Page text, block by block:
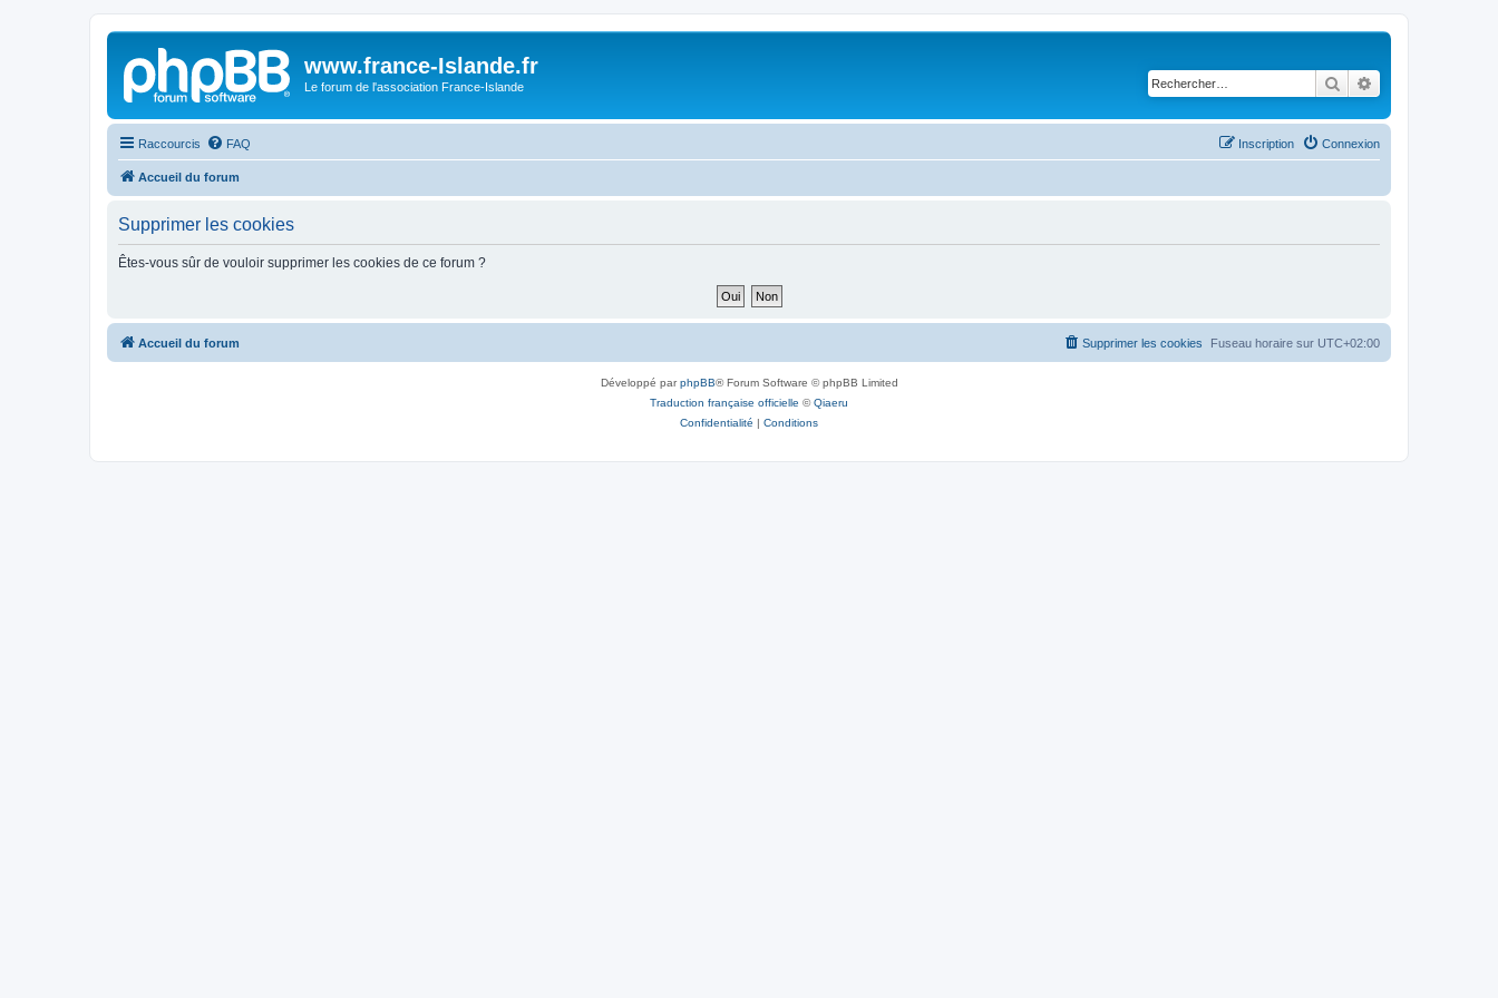
www.france-Islande.fr
Le forum de l'association France-Islande Rechercher
Raccourcis FAQ Connexion
Inscription
Accueil du forum
Supprimer les cookies
Êtes-vous sûr de vouloir supprimer les cookies de ce forum ?
Accueil du forum Fuseau horaire sur UTC+02:00
Supprimer les cookies
Développé parphpBB® Forum Software © phpBB Limited
Traduction française officielle ©Qiaeru
Confidentialité | Conditions